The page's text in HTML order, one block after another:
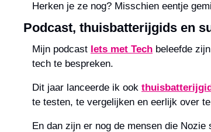
Herken je ze nog? Misschien eentje
Podcast, thuisbatterijgids en
Mijn podcast Iets met Tech beleefde
tech te bespreken.
Dit jaar lanceerde ik ook
te testen, te vergelijken en eerlijk over
En dan zijn er nog de mensen die Nozie